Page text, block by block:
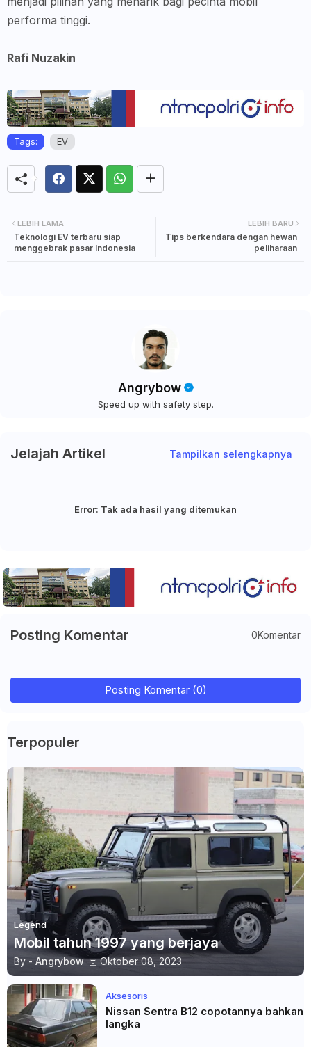
performa tinggi.
Rafi Nuzakin
Tags: EV
LEBIH BARU
Tips berkendara dengan hewan
peliharaan
LEBIH LAMA
Teknologi EV terbaru siap
menggebrak pasar Indonesia
Angrybow
Speed up with safety step.
Jelajah Artikel Tampilkan selengkapnya
Error: Tak ada hasil yang ditemukan
Posting Komentar 0Komentar
Posting Komentar (0)
Terpopuler
Legend
Mobil tahun 1997 yang berjaya
By - Angrybow Oktober 08, 2023
Aksesoris
Nissan Sentra B12 copotannya bahkan
langka